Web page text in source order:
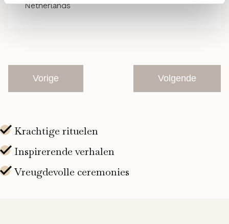
Netherlands
Vorige
Volgende